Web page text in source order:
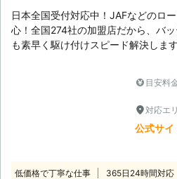
日本全国受付対応中！JAFなどのロ
心！全国274社の加盟店だから、バ
も素早く駆け付けスピード解決します
目安料
対応エ
公式サ
低価格で丁寧な仕事 365日24時間対応